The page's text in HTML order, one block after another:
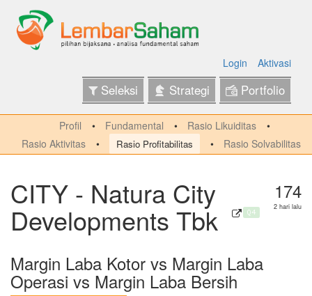
Login Aktivasi
Seleksi Strategi Portfolio
Profil Fundamental
Rasio Likuiditas
Rasio Aktivitas
Rasio Profitabilitas Rasio Solvabilitas
CITY - Natura City
Developments Tbk Q4
174
2 hari lalu
Margin Laba Kotor vs Margin Laba
Operasi vs Margin Laba Bersih